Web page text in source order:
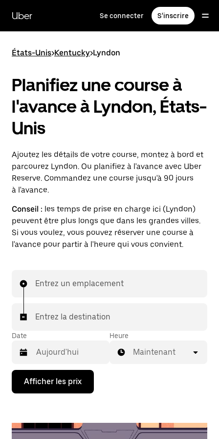
contenu
principal
Uber Se connecter S'inscrire
États-Unis>Kentucky>Lyndon
Planifiez une course à
l'avance à Lyndon, États-
Unis
Ajoutez les détails de votre course, montez à bord et
parcourez Lyndon. Ou planifiez à l'avance avec Uber
Reserve. Commandez une course jusqu'à 90 jours
à l'avance.
Conseil : les temps de prise en charge ici (Lyndon)
peuvent être plus longs que dans les grandes villes.
Si vous voulez, vous pouvez réserver une course à
l'avance pour partir à l'heure qui vous convient.
Entrez un emplacement
Entrez la destination
Date
Appuyez
la
bas
Heure
Maintenant
Afficher les prix